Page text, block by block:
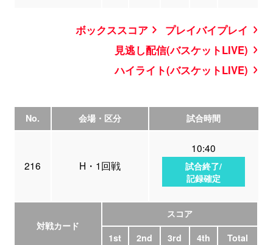
ボックススコア
プレイバイプレイ
見逃し配信(バスケットLIVE)
ハイライト(バスケットLIVE)
No. 会場・区分 試合時間
216 H・1回戦
10:40
試合終了/
記録確定
対戦カード
スコア
1st
2nd 3rd 4th Total